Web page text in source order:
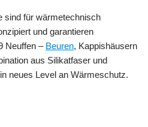
sind für wärmetechnisch
und garantieren
Neuffen – Beuren, Kappishäusern
aus Silikatfaser und
neues Level an Wärmeschutz.